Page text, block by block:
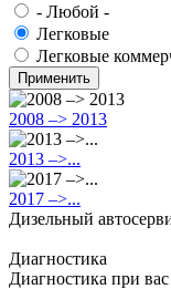
- Любой -
Легковые
Легковые
2008 –> 2013
2013 –>...
2017 –>...
Дизельный
Диагностика
Диагностика при